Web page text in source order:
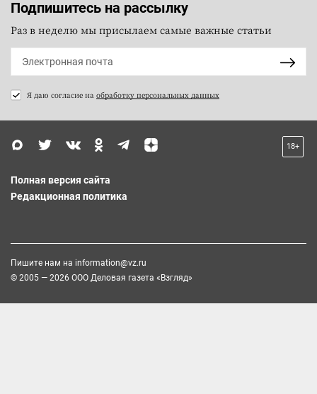
Подпишитесь на рассылку
Раз в неделю мы присылаем самые важные статьи
Я даю согласие на обработку персональных данных
18+
Полная версия сайта
Редакционная политика
Пишите нам на information@vz.ru
© 2005 — 2026 ООО Деловая газета «Взгляд»